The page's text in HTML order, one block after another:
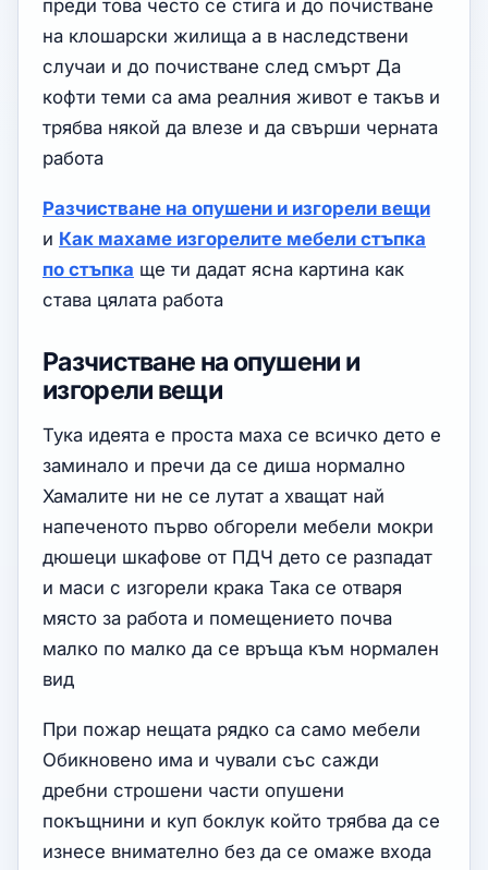
преди това често се стига и до почистване
на клошарски жилища а в наследствени
случаи и до почистване след смърт Да
кофти теми са ама реалния живот е такъв и
трябва някой да влезе и да свърши черната
работа
Разчистване на опушени и изгорели вещи
и Как махаме изгорелите мебели стъпка
по стъпка ще ти дадат ясна картина как
става цялата работа
Разчистване на опушени и
изгорели вещи
Тука идеята е проста маха се всичко дето е
заминало и пречи да се диша нормално
Хамалите ни не се лутат а хващат най
напеченото първо обгорели мебели мокри
дюшеци шкафове от ПДЧ дето се разпадат
и маси с изгорели крака Така се отваря
място за работа и помещението почва
малко по малко да се връща към нормален
вид
При пожар нещата рядко са само мебели
Обикновено има и чували със сажди
дребни строшени части опушени
покъщнини и куп боклук който трябва да се
изнесе внимателно без да се омаже входа